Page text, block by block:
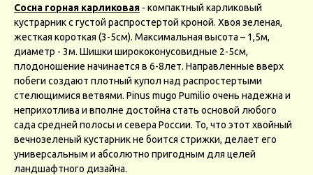
Сосна горная карликовая - компактный карликовый
кустрарник с густой распростертой кроной. Хвоя зеленая,
жесткая короткая (3-5см). Максимальная высота – 1,5м,
диаметр - 3м. Шишки ширококонусовидные 2-5см,
плодоношение начинается в 6-8лет. Направленные вверх
побеги создают плотный купол над распростертыми
стелющимися ветвями. Pinus mugo Pumilio очень надежна и
неприхотлива и вполне достойна стать основой любого
сада средней полосы и севера России. То, что этот хвойный
вечнозеленый кустарник не боится стрижки, делает его
универсальным и абсолютно пригодным для целей
ландшафтного дизайна.